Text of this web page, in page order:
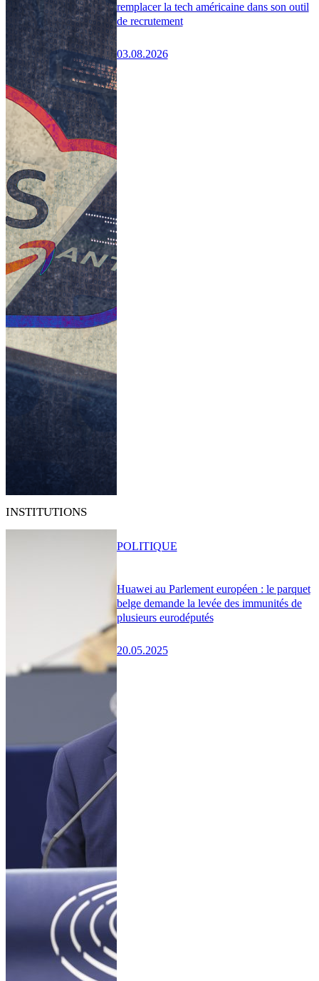
remplacer la tech américaine dans son outil
de recrutement
03.08.2026
INSTITUTIONS
Huawei au Parlement européen : le parquet
belge demande la levée des immunités de
plusieurs eurodéputés
20.05.2025
POLITIQUE